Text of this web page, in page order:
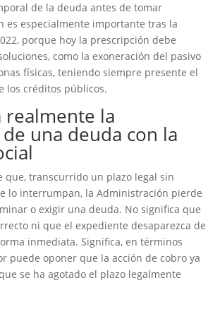
de la deuda antes de tomar
es especialmente importante tras la
porque hoy la prescripción debe
como la exoneración del pasivo
físicas, teniendo siempre presente el
los créditos públicos.
realmente la
una deuda con la
que, transcurrido un plazo legal sin
lo interrumpan, la Administración pierde
o exigir una deuda. No significa que
ni que el expediente desaparezca de
inmediata. Significa, en términos
puede oponer que la acción de cobro ya
se ha agotado el plazo legalmente